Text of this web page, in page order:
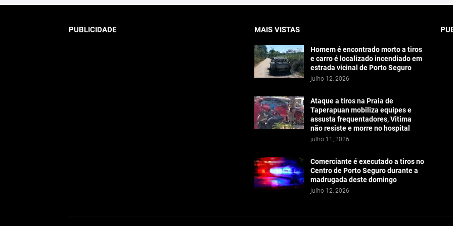
PUBLICIDADE MAIS VISTAS
Homem é encontrado morto a tiros
e carro é localizado incendiado em
estrada vicinal de Porto Seguro
julho 12, 2026
Ataque a tiros na Praia de
Taperapuan mobiliza equipes e
assusta frequentadores, Vitima
não resiste e morre no hospital
julho 11, 2026
Comerciante é executado a tiros no
Centro de Porto Seguro durante a
madrugada deste domingo
julho 12, 2026